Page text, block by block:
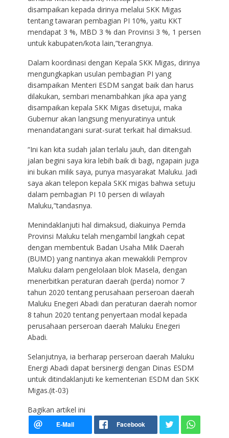
disampaikan kepada dirinya melalui SKK Migas
tentang tawaran pembagian PI 10%, yaitu KKT
mendapat 3 %, MBD 3 % dan Provinsi 3 %, 1 persen
untuk kabupaten/kota lain,”terangnya.
Dalam koordinasi dengan Kepala SKK Migas, dirinya
mengungkapkan usulan pembagian PI yang
disampaikan Menteri ESDM sangat baik dan harus
dilakukan, sembari menambahkan jika apa yang
disampaikan kepala SKK Migas disetujui, maka
Gubernur akan langsung menyuratinya untuk
menandatangani surat-surat terkait hal dimaksud.
“Ini kan kita sudah jalan terlalu jauh, dan ditengah
jalan begini saya kira lebih baik di bagi, ngapain juga
ini bukan milik saya, punya masyarakat Maluku. Jadi
saya akan telepon kepala SKK migas bahwa setuju
dalam pembagian PI 10 persen di wilayah
Maluku,”tandasnya.
Menindaklanjuti hal dimaksud, diakuinya Pemda
Provinsi Maluku telah mengambil langkah cepat
dengan membentuk Badan Usaha Milik Daerah
(BUMD) yang nantinya akan mewakkili Pemprov
Maluku dalam pengelolaan blok Masela, dengan
menerbitkan peraturan daerah (perda) nomor 7
tahun 2020 tentang perusahaan perseroan daerah
Maluku Enegeri Abadi dan peraturan daerah nomor
8 tahun 2020 tentang penyertaan modal kepada
perusahaan perseroan daerah Maluku Enegeri
Abadi.
Selanjutnya, ia berharap perseroan daerah Maluku
Energi Abadi dapat bersinergi dengan Dinas ESDM
untuk ditindaklanjuti ke kementerian ESDM dan SKK
Migas.(it-03)
Bagikan artikel ini